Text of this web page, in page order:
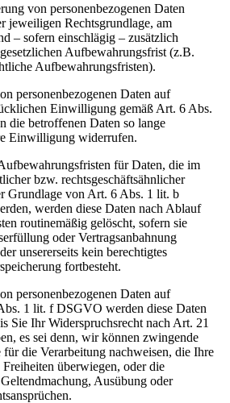
von personenbezogenen Daten
jeweiligen Rechtsgrundlage, am
– sofern einschlägig – zusätzlich
Aufbewahrungsfrist (z.B.
Aufbewahrungsfristen).
personenbezogenen Daten auf
Einwilligung gemäß Art. 6 Abs.
die betroffenen Daten so lange
Einwilligung widerrufen.
für Daten, die im
bzw. rechtsgeschäftsähnlicher
Grundlage von Art. 6 Abs. 1 lit. b
werden diese Daten nach Ablauf
routinemäßig gelöscht, sofern sie
oder Vertragsanbahnung
unsererseits kein berechtigtes
fortbesteht.
personenbezogenen Daten auf
1 lit. f DSGVO werden diese Daten
Sie Ihr Widerspruchsrecht nach Art. 21
es sei denn, wir können zwingende
die Verarbeitung nachweisen, die Ihre
Freiheiten überwiegen, oder die
Ausübung oder